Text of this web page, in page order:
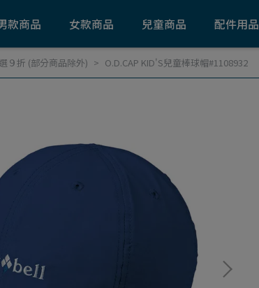
款商品 女款商品 兒童商品 配件用品
９折 (部分商品除外) O.D.CAP KID'S兒童棒球帽#1108932